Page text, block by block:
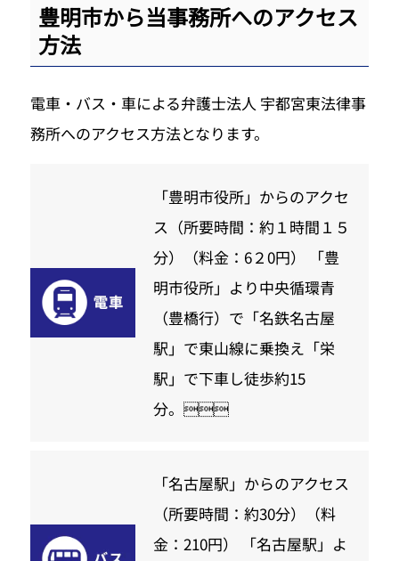
豊明市から当事務所へのアクセス
方法
電車・バス・車による弁護士法人 宇都宮東法律事
務所へのアクセス方法となります。
「豊明市役所」からのアクセ
ス（所要時間：約１時間１５
分）（料金：6２0円） 「豊
明市役所」より中央循環青
（豊橋行）で「名鉄名古屋
駅」で東山線に乗換え「栄
駅」で下車し徒歩約15
分。
「名古屋駅」からのアクセス
（所要時間：約30分）（料
金：210円） 「名古屋駅」よ